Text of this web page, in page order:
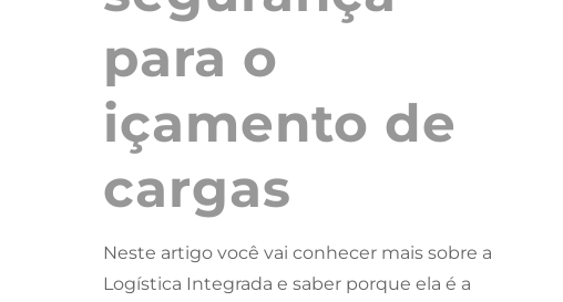
para o
içamento de
cargas
Neste artigo você vai conhecer mais sobre a
Logística Integrada e saber porque ela é a